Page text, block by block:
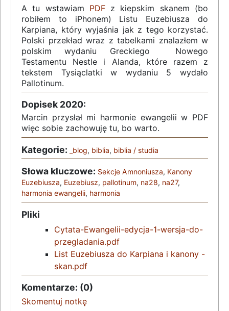
A tu wstawiam PDFz kiepskim skanem (bo
robiłem to iPhonem) Listu Euzebiusza do
Karpiana, który wyjaśnia jak z tego korzystać.
Polski przekład wraz z tabelkami znalazłem w
polskim wydaniu Greckiego Nowego
Testamentu Nestle i Alanda, które razem z
tekstem Tysiąclatki w wydaniu 5 wydało
Pallotinum.
Dopisek 2020:
Marcin przysłał mi harmonie ewangelii w PDF
więc sobie zachowuję tu, bo warto.
Kategorie: _blog, biblia, biblia / studia
Słowa kluczowe: Sekcje Amnoniusza, Kanony
Euzebiusza, Euzebiusz, pallotinum, na28, na27,
harmonia ewangelii, harmonia
Pliki
Cytata-Ewangelii-edycja-1-wersja-do-
przegladania.pdf
List Euzebiusza do Karpiana i kanony -
skan.pdf
Komentarze: (0)
Skomentuj notkę